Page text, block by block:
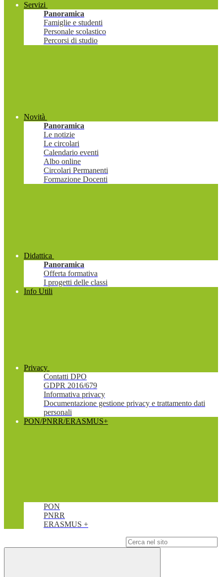
Servizi
Panoramica
Famiglie e studenti
Personale scolastico
Percorsi di studio
Novità
Panoramica
Le notizie
Le circolari
Calendario eventi
Albo online
Circolari Permanenti
Formazione Docenti
Didattica
Panoramica
Offerta formativa
I progetti delle classi
Info Utili
Privacy
Contatti DPO
GDPR 2016/679
Informativa privacy
Documentazione gestione privacy e trattamento dati
personali
PON/PNRR/ERASMUS+
PON
PNRR
ERASMUS +